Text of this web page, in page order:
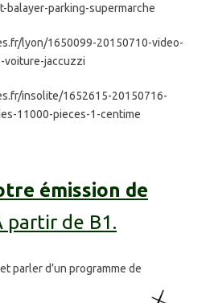
balayer-parking-supermarche
lyon/1650099-20150710-video-
voiture-jaccuzzi
insolite/1652615-20150716-
11000-pieces-1-centime
émission de
partir de B1.
parler d’un programme de